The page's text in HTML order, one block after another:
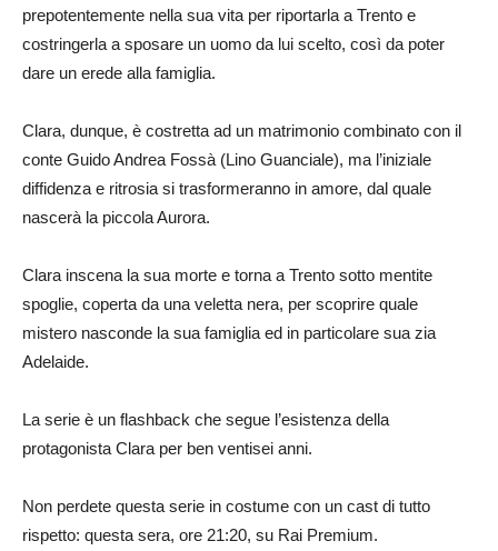
prepotentemente nella sua vita per riportarla a Trento e
costringerla a sposare un uomo da lui scelto, così da poter
dare un erede alla famiglia.
Clara, dunque, è costretta ad un matrimonio combinato con il
conte Guido Andrea Fossà (Lino Guanciale), ma l’iniziale
diffidenza e ritrosia si trasformeranno in amore, dal quale
nascerà la piccola Aurora.
Clara inscena la sua morte e torna a Trento sotto mentite
spoglie, coperta da una veletta nera, per scoprire quale
mistero nasconde la sua famiglia ed in particolare sua zia
Adelaide.
La serie è un flashback che segue l’esistenza della
protagonista Clara per ben ventisei anni.
Non perdete questa serie in costume con un cast di tutto
rispetto: questa sera, ore 21:20, su Rai Premium.